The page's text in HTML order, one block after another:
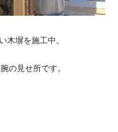
木塀を施工中。
の見せ所です。